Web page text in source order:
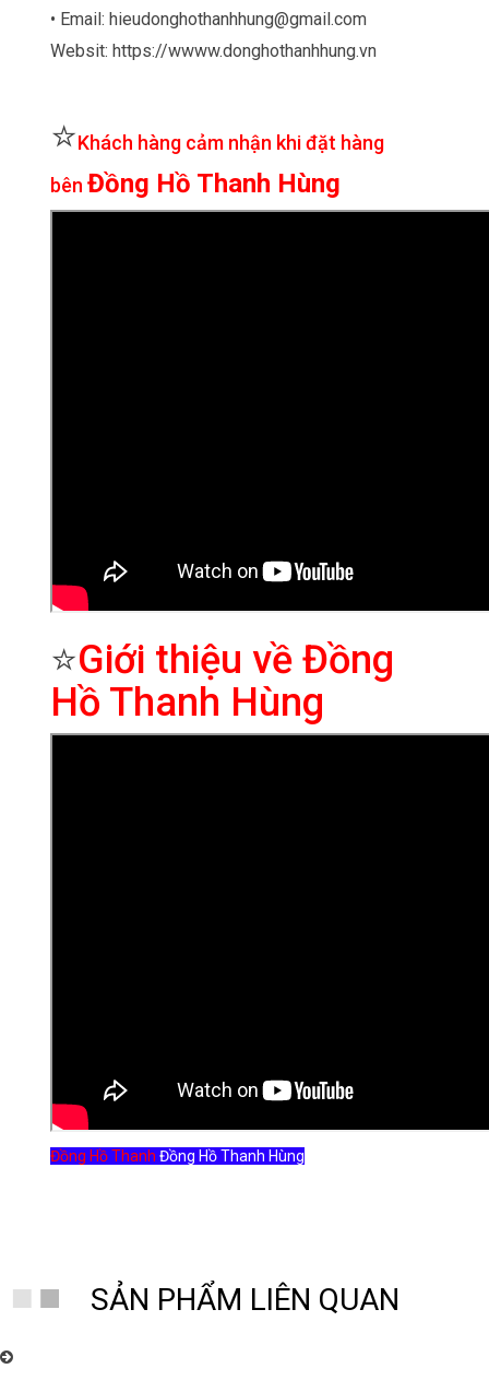
• Email: hieudonghothanhhung@gmail.com
Websit: https://wwww.donghothanhhung.vn
⭐Khách hàng cảm nhận khi đặt hàng
bên Đồng Hồ Thanh Hùng
⭐Giới thiệu về Đồng
Hồ Thanh Hùng
Đồng Hồ Thanh Đồng Hồ Thanh Hùng
SẢN PHẨM LIÊN QUAN